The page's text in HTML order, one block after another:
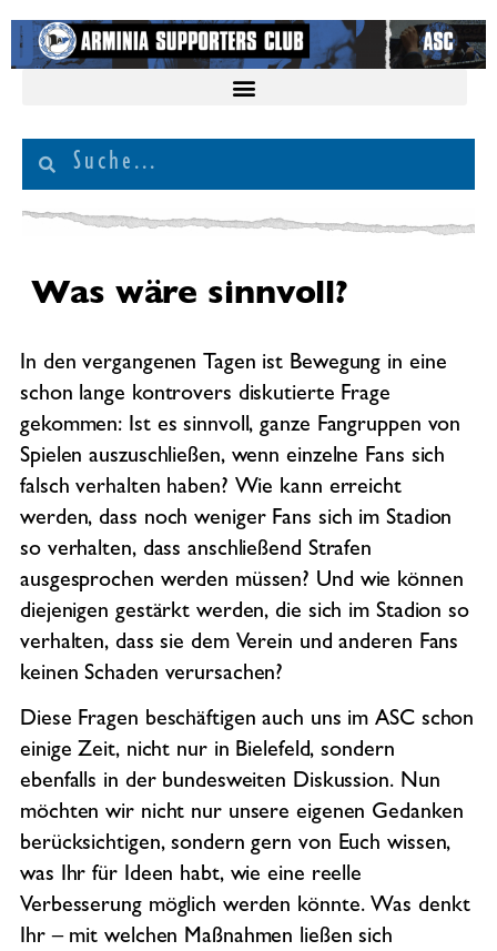
Was wäre sinnvoll?
In den vergangenen Tagen ist Bewegung in eine
schon lange kontrovers diskutierte Frage
gekommen: Ist es sinnvoll, ganze Fangruppen von
Spielen auszuschließen, wenn einzelne Fans sich
falsch verhalten haben? Wie kann erreicht
werden, dass noch weniger Fans sich im Stadion
so verhalten, dass anschließend Strafen
ausgesprochen werden müssen? Und wie können
diejenigen gestärkt werden, die sich im Stadion so
verhalten, dass sie dem Verein und anderen Fans
keinen Schaden verursachen?
Diese Fragen beschäftigen auch uns im ASC schon
einige Zeit, nicht nur in Bielefeld, sondern
ebenfalls in der bundesweiten Diskussion. Nun
möchten wir nicht nur unsere eigenen Gedanken
berücksichtigen, sondern gern von Euch wissen,
was Ihr für Ideen habt, wie eine reelle
Verbesserung möglich werden könnte. Was denkt
Ihr – mit welchen Maßnahmen ließen sich